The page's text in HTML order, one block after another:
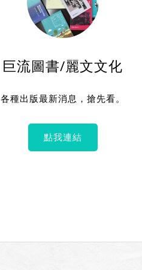
巨流圖書/麗文文化
各種出版最新消息，搶先看。
點我連結